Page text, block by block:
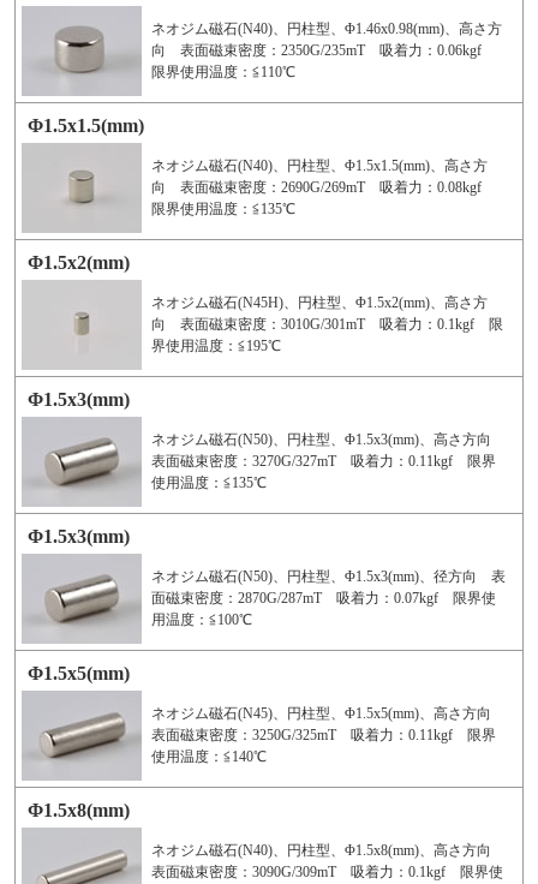
ネオジム磁石(N40)、円柱型、Φ1.46x0.98(mm)、高さ方
向 表面磁束密度：2350G/235mT 吸着力：0.06kgf
限界使用温度：≦110℃
Φ1.5x1.5(mm)
ネオジム磁石(N40)、円柱型、Φ1.5x1.5(mm)、高さ方
向 表面磁束密度：2690G/269mT 吸着力：0.08kgf
限界使用温度：≦135℃
Φ1.5x2(mm)
ネオジム磁石(N45H)、円柱型、Φ1.5x2(mm)、高さ方
向 表面磁束密度：3010G/301mT 吸着力：0.1kgf 限
界使用温度：≦195℃
Φ1.5x3(mm)
ネオジム磁石(N50)、円柱型、Φ1.5x3(mm)、高さ方向
表面磁束密度：3270G/327mT 吸着力：0.11kgf 限界
使用温度：≦135℃
Φ1.5x3(mm)
ネオジム磁石(N50)、円柱型、Φ1.5x3(mm)、径方向 表
面磁束密度：2870G/287mT 吸着力：0.07kgf 限界使
用温度：≦100℃
Φ1.5x5(mm)
ネオジム磁石(N45)、円柱型、Φ1.5x5(mm)、高さ方向
表面磁束密度：3250G/325mT 吸着力：0.11kgf 限界
使用温度：≦140℃
Φ1.5x8(mm)
ネオジム磁石(N40)、円柱型、Φ1.5x8(mm)、高さ方向
表面磁束密度：3090G/309mT 吸着力：0.1kgf 限界使